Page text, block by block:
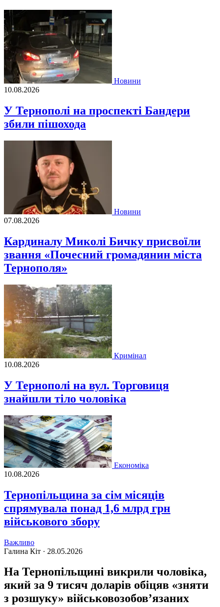
Новини
10.08.2026
У Тернополі на проспекті Бандери
збили пішохода
Новини
07.08.2026
Кардиналу Миколі Бичку присвоїли
звання «Почесний громадянин міста
Тернополя»
Кримінал
10.08.2026
У Тернополі на вул. Торговиця
знайшли тіло чоловіка
Економіка
10.08.2026
Тернопільщина за сім місяців
спрямувала понад 1,6 млрд грн
військового збору
Важливо
Галина Кіт · 28.05.2026
На Тернопільщині викрили чоловіка,
який за 9 тисяч доларів обіцяв «зняти
з розшуку» військовозобов’язаних